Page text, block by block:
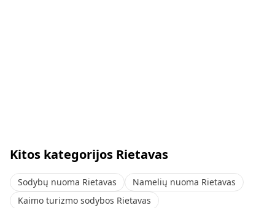
Kitos kategorijos Rietavas
Sodybų nuoma Rietavas
Namelių nuoma Rietavas
Kaimo turizmo sodybos Rietavas